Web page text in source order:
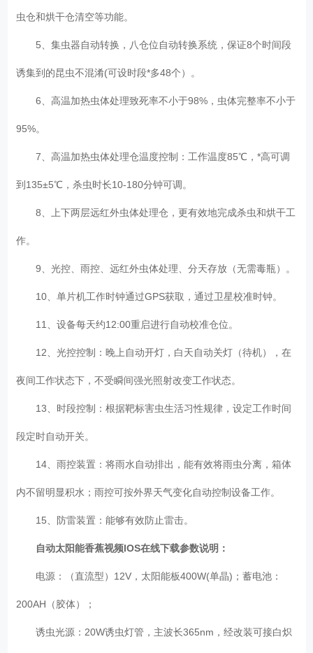
虫仓和烘干仓清空等功能。
5、集虫器自动转换，八仓位自动转换系统，保证8个时间段
诱集到的昆虫不混淆(可设时段*多48个）。
6、高温加热虫体处理致死率不小于98%，虫体完整率不小于
95%。
7、高温加热虫体处理仓温度控制：工作温度85℃，*高可调
到135±5℃，杀虫时长10-180分钟可调。
8、上下两层远红外虫体处理仓，更有效地完成杀虫和烘干工
作。
9、光控、雨控、远红外虫体处理、分天存放（无需毒瓶）。
10、单片机工作时钟通过GPS获取，通过卫星校准时钟。
11、设备每天约12:00重启进行自动校准仓位。
12、光控控制：晚上自动开灯，白天自动关灯（待机），在
夜间工作状态下，不受瞬间强光照射改变工作状态。
13、时段控制：根据靶标害虫生活习性规律，设定工作时间
段定时自动开关。
14、雨控装置：将雨水自动排出，能有效将雨虫分离，箱体
内不留明显积水；雨控可按外界天气变化自动控制设备工作。
15、防雷装置：能够有效防止雷击。
自动太阳能香蕉视频IOS在线下载参数说明：
电源：（直流型）12V，太阳能板400W(单晶)；蓄电池：
200AH（胶体）；
诱虫光源：20W诱虫灯管，主波长365nm，经改装可接白炽